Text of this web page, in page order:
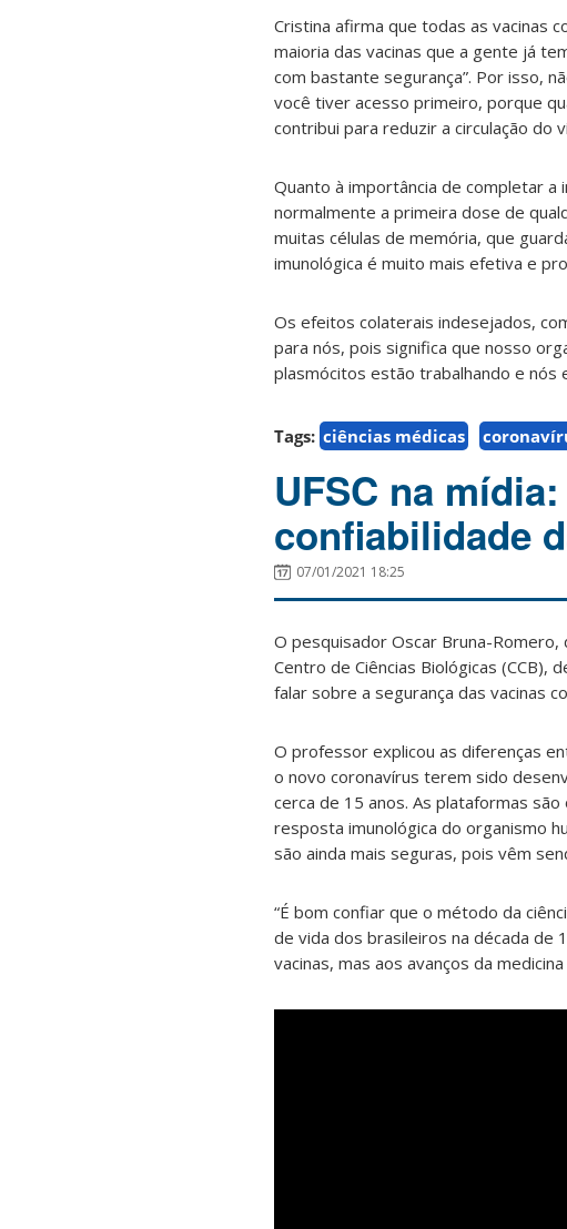
Cristina afirma que todas as vacinas
maioria das vacinas que a gente já
com bastante segurança”. Por isso,
você tiver acesso primeiro, porque
contribui para reduzir a circulação do
Quanto à importância de completar a
normalmente a primeira dose de
muitas células de memória, que
imunológica é muito mais efetiva e
Os efeitos colaterais indesejados,
para nós, pois significa que nosso
plasmócitos estão trabalhando e nós
Tags: ciências médicas
UFSC na
confiabilidade
07/01/2021 18:25
O pesquisador Oscar Bruna-
Centro de Ciências Biológicas (CCB),
falar sobre a segurança das vacinas
O professor explicou as diferenças
o novo coronavírus terem sido
cerca de 15 anos. As plataformas
resposta imunológica do organismo
são ainda mais seguras, pois vêm
“É bom confiar que o método da
de vida dos brasileiros na década de
vacinas, mas aos avanços da